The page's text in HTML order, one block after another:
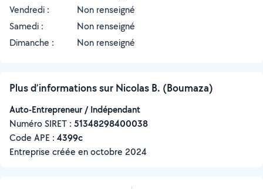
Vendredi :
Non renseigné
Samedi :
Non renseigné
Dimanche :
Non renseigné
Plus d’informations sur Nicolas B. (Boumaza)
Auto-Entrepreneur / Indépendant
Numéro SIRET : ‍51348298400038
Code APE : 4399c
Entreprise créée enoctobre 2024